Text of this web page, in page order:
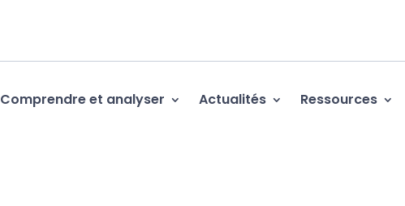
Comprendre et analyser Actualités Ressources